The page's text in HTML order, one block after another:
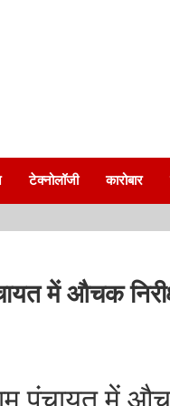
टेक्नोलॉजी कारोबार
में औचक